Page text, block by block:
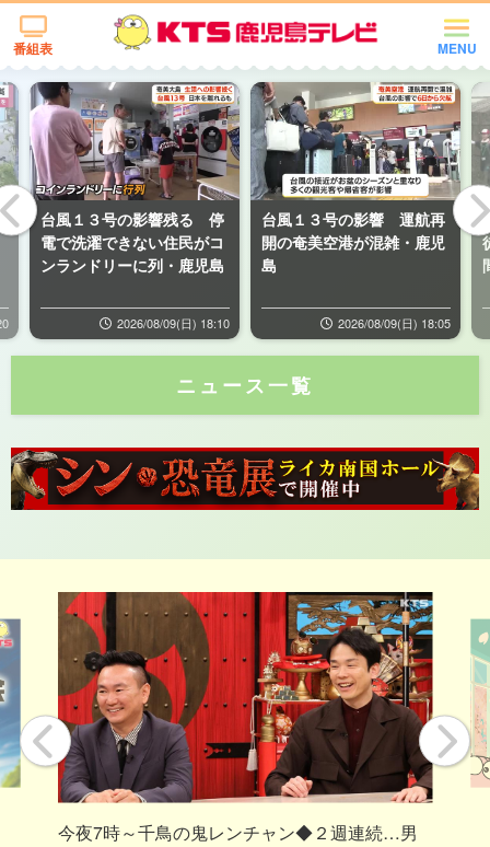
MENU
番組表
台風１３号の影響残る 停
電で洗濯できない住民がコ
ンランドリーに列・鹿児島
2026/08/09(日) 18:10
台風１３号の影響 運航再
開の奄美空港が混雑・鹿児
島
2026/08/09(日) 18:05
ニュース一覧
今夜7時～千鳥の鬼レンチャン◆２週連続…男